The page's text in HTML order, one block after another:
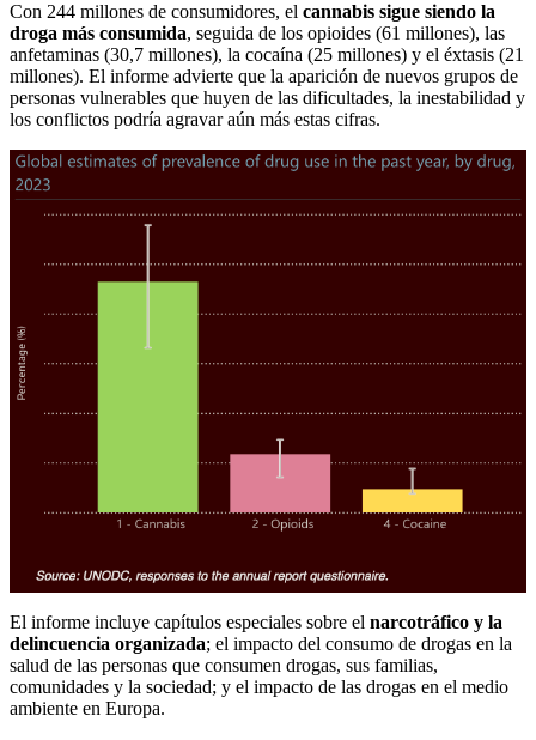
Con 244 millones de consumidores, el cannabis sigue siendo la
droga más consumida, seguida de los opioides (61 millones), las
anfetaminas (30,7 millones), la cocaína (25 millones) y el éxtasis (21
millones). El informe advierte que la aparición de nuevos grupos de
personas vulnerables que huyen de las dificultades, la inestabilidad y
los conflictos podría agravar aún más estas cifras.
El informe incluye capítulos especiales sobre el narcotráfico y la
delincuencia organizada; el impacto del consumo de drogas en la
salud de las personas que consumen drogas, sus familias,
comunidades y la sociedad; y el impacto de las drogas en el medio
ambiente en Europa.